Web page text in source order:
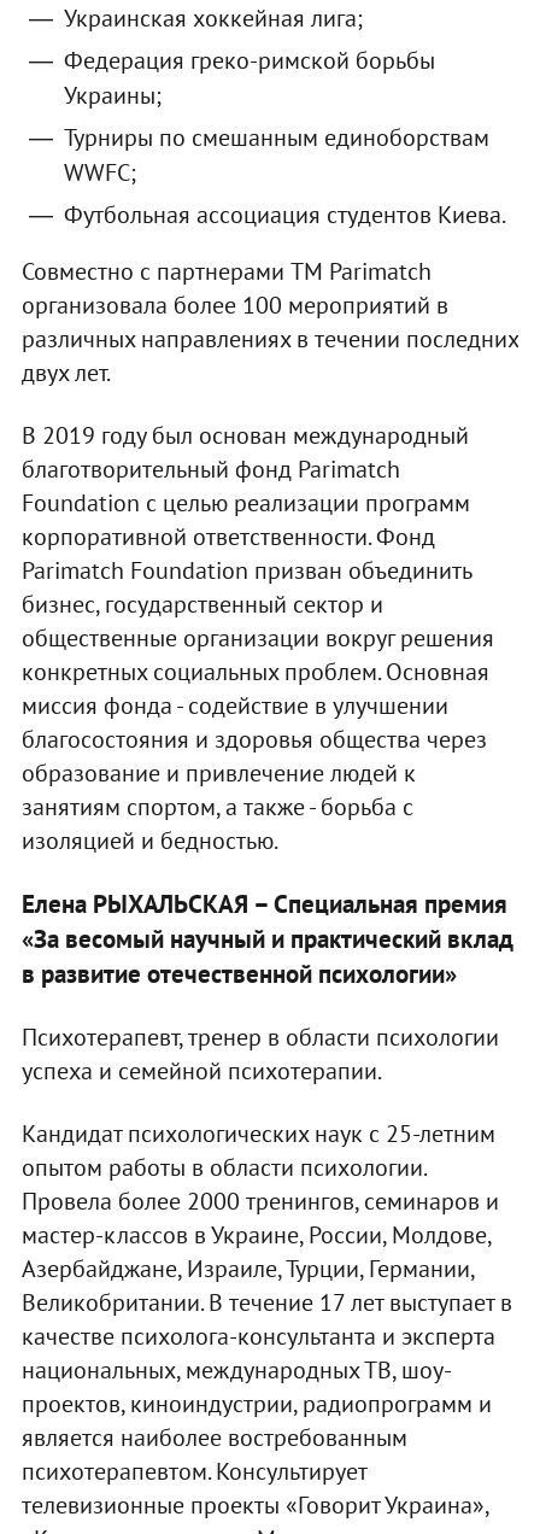
Украинская хоккейная лига;
Федерация греко-римской борьбы
Украины;
Турниры по смешанным единоборствам
WWFC;
Футбольная ассоциация студентов Киева.
Совместно с партнерами TM Parimatch
организовала более 100 мероприятий в
различных направлениях в течении последних
двух лет.
В 2019 году был основан международный
благотворительный фонд Parimatch
Foundation с целью реализации программ
корпоративной ответственности. Фонд
Parimatch Foundation призван объединить
бизнес, государственный сектор и
общественные организации вокруг решения
конкретных социальных проблем. Основная
миссия фонда - содействие в улучшении
благосостояния и здоровья общества через
образование и привлечение людей к
занятиям спортом, а также - борьба с
изоляцией и бедностью.
Елена РЫХАЛЬСКАЯ – Специальная премия
«За весомый научный и практический вклад
в развитие отечественной психологии»
Психотерапевт, тренер в области психологии
успеха и семейной психотерапии.
Кандидат психологических наук с 25-летним
опытом работы в области психологии.
Провела более 2000 тренингов, семинаров и
мастер-классов в Украине, России, Молдове,
Азербайджане, Израиле, Турции, Германии,
Великобритании. В течение 17 лет выступает в
качестве психолога-консультанта и эксперта
национальных, международных ТВ, шоу-
проектов, киноиндустрии, радиопрограмм и
является наиболее востребованным
психотерапевтом. Консультирует
телевизионные проекты «Говорит Украина»,